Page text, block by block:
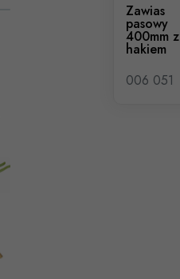
Zawias
pasowy
400mm z
hakiem
006 051